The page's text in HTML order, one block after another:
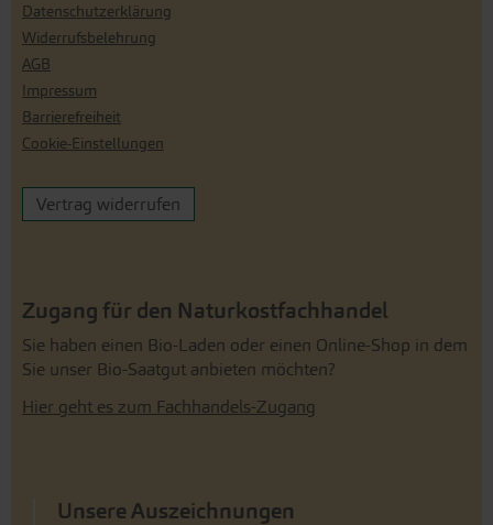
Datenschutzerklärung
Widerrufsbelehrung
AGB
Impressum
Barrierefreiheit
Cookie-Einstellungen
Vertrag widerrufen
Zugang für den Naturkostfachhandel
Sie haben einen Bio-Laden oder einen Online-Shop in dem
Sie unser Bio-Saatgut anbieten möchten?
Hier geht es zum Fachhandels-Zugang
Unsere Auszeichnungen